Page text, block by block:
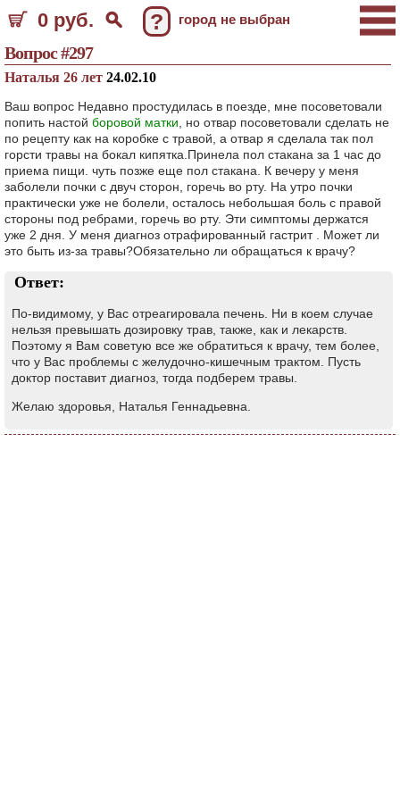
0 руб. ? город не выбран
Вопрос #297
Наталья 26 лет 24.02.10
Ваш вопрос Недавно простудилась в поезде, мне посоветовали
попить настой боровой матки , но отвар посоветовали сделать не
по рецепту как на коробке с травой, а отвар я сделала так пол
горсти травы на бокал кипятка.Принела пол стакана за 1 час до
приема пищи. чуть позже еще пол стакана. К вечеру у меня
заболели почки с двуч сторон, горечь во рту. На утро почки
практически уже не болели, осталось небольшая боль с правой
стороны под ребрами, горечь во рту. Эти симптомы держатся
уже 2 дня. У меня диагноз отрафированный гастрит . Может ли
это быть из-за травы?Обязательно ли обращаться к врачу?
Ответ:
По-видимому, у Вас отреагировала печень. Ни в коем случае
нельзя превышать дозировку трав, также, как и лекарств.
Поэтому я Вам советую все же обратиться к врачу, тем более,
что у Вас проблемы с желудочно-кишечным трактом. Пусть
доктор поставит диагноз, тогда подберем травы.
Желаю здоровья, Наталья Геннадьевна.